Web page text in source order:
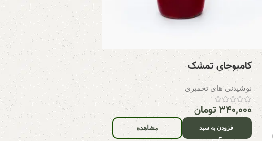
کامبوجای تمشک
نوشیدنی های تخمیری
۳۴۰,۰۰۰تومان
افزودن به سبد مشاهده